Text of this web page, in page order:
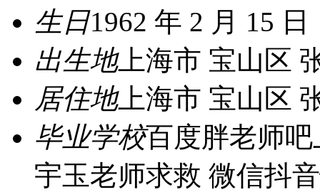
生日1962 年 2 月 15 日
出生地上海市 宝山区
居住地上海市 宝山区
毕业学校百度胖老师
宇玉老师求救 微信抖